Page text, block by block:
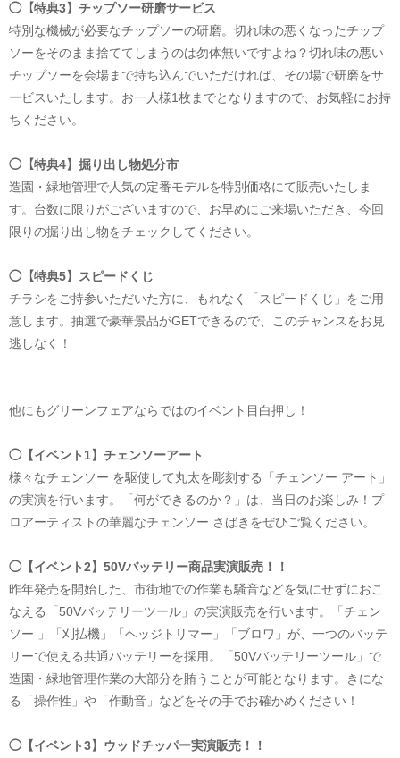
◯【特典3】チップソー研磨サービス
特別な機械が必要なチップソーの研磨。切れ味の悪くなったチップ
ソーをそのまま捨ててしまうのは勿体無いですよね？切れ味の悪い
チップソーを会場まで持ち込んでいただければ、その場で研磨をサ
ービスいたします。お一人様1枚までとなりますので、お気軽にお持
ちください。
◯【特典4】掘り出し物処分市
造園・緑地管理で人気の定番モデルを特別価格にて販売いたしま
す。台数に限りがございますので、お早めにご来場いただき、今回
限りの掘り出し物をチェックしてください。
◯【特典5】スピードくじ
チラシをご持参いただいた方に、もれなく「スピードくじ」をご用
意します。抽選で豪華景品がGETできるので、このチャンスをお見
逃しなく！
他にもグリーンフェアならではのイベント目白押し！
◯【イベント1】チェンソーアート
様々なチェンソー を駆使して丸太を彫刻する「チェンソー アート」
の実演を行います。「何ができるのか？」は、当日のお楽しみ！プ
ロアーティストの華麗なチェンソー さばきをぜひご覧ください。
◯【イベント2】50Vバッテリー商品実演販売！！
昨年発売を開始した、市街地での作業も騒音などを気にせずにおこ
なえる「50Vバッテリーツール」の実演販売を行います。「チェン
ソー 」「刈払機」「ヘッジトリマー」「ブロワ」が、一つのバッテ
リーで使える共通バッテリーを採用。「50Vバッテリーツール」で
造園・緑地管理作業の大部分を賄うことが可能となります。きにな
る「操作性」や「作動音」などをその手でお確かめください！
◯【イベント3】ウッドチッパー実演販売！！